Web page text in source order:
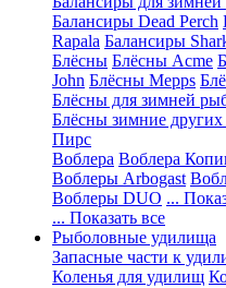
Балансиры Dead Perch
Rapala Балансиры
Блёсны Блёсны Acme
John Блёсны Mepps
Блёсны для зимней
Блёсны зимние других
Пирс
Воблера Воблера
Воблеры Arbogast
Воблеры DUO ...
... Показать все
Рыболовные удилища
Запасные части к
Коленья для удилищ